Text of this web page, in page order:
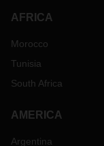
AFRICA
Morocco
Tunisia
South Africa
AMERICA
Argentina